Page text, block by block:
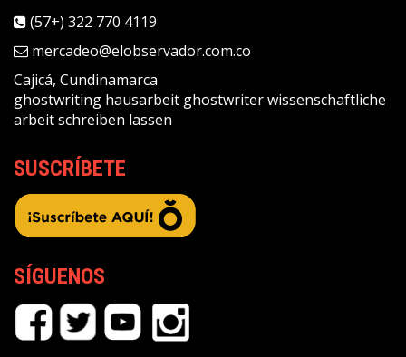
(57+) 322 770 4119
mercadeo@elobservador.com.co
Cajicá, Cundinamarca
ghostwriting hausarbeit ghostwriterwissenschaftliche
arbeit schreiben lassen
SUSCRÍBETE
SÍGUENOS